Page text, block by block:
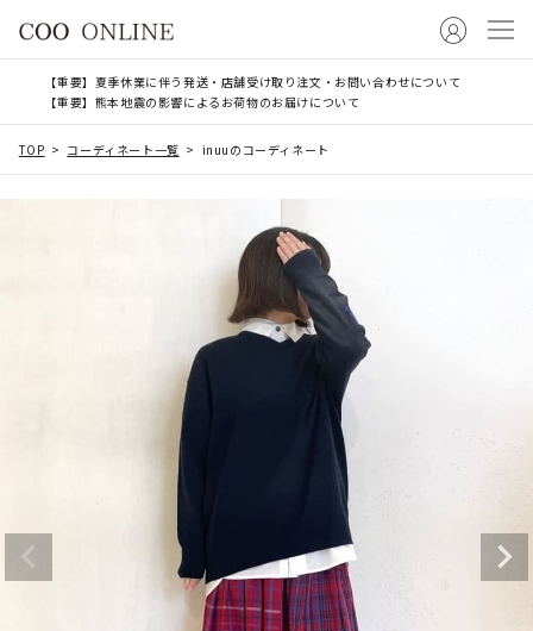
【重要】夏季休業に伴う発送・店舗受け取り注文・お問い合わせについて
【重要】熊本地震の影響によるお荷物のお届けについて
TOP コーディネート一覧 inuuのコーディネート